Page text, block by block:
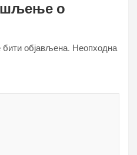
о
објављена. Неопходна